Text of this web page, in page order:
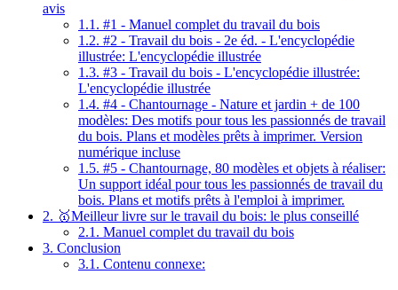
avis
1.1. #1 - Manuel complet du travail du bois
1.2. #2 - Travail du bois - 2e éd. - L'encyclopédie
illustrée: L'encyclopédie illustrée
1.3. #3 - Travail du bois - L'encyclopédie illustrée:
L'encyclopédie illustrée
1.4. #4 - Chantournage - Nature et jardin + de 100
modèles: Des motifs pour tous les passionnés de travail
du bois. Plans et modèles prêts à imprimer. Version
numérique incluse
1.5. #5 - Chantournage, 80 modèles et objets à réaliser:
Un support idéal pour tous les passionnés de travail du
bois. Plans et motifs prêts à l'emploi à imprimer.
2. 🥇Meilleur livre sur le travail du bois: le plus conseillé
2.1. Manuel complet du travail du bois
3. Conclusion
3.1. Contenu connexe: